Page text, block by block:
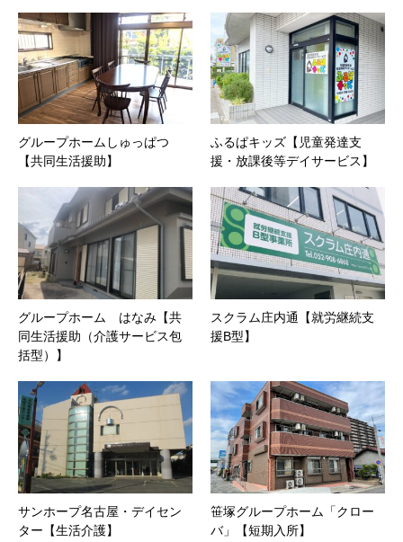
グループホームしゅっぱつ
【共同生活援助】
ふるぱキッズ【児童発達支
援・放課後等デイサービス】
グループホーム はなみ【共
同生活援助（介護サービス包
括型）】
スクラム庄内通【就労継続支
援B型】
サンホープ名古屋・デイセン
ター【生活介護】
笹塚グループホーム「クロー
バ」【短期入所】